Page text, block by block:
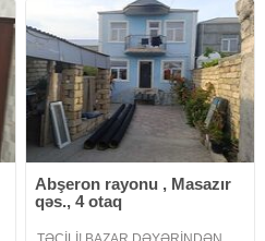
Abşeron rayonu , Masazır
qəs., 4 otaq